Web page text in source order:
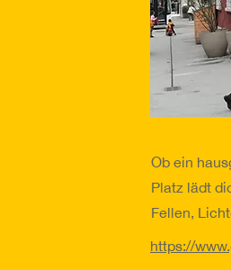
Ob ein
Platz lädt
Fellen,
https://